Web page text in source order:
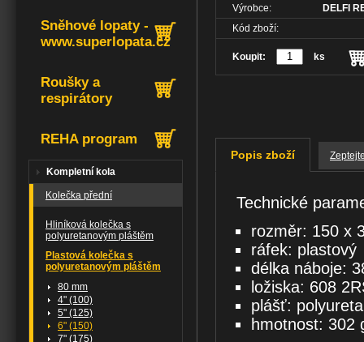
Výrobce:
DELFI
Kód zboží:
Koupit: ks
Popis zboží
Technické
rozměr: 150 x
ráfek: plastový
délka náboje:
ložiska: 608
plášť:
hmotnost: 302
Sněhové lopaty -
www.superlopata.cz
Roušky a
respirátory
REHA program
Kompletní kola
Kolečka přední
Hliníková kolečka s
polyuretanovým pláštěm
Plastová kolečka s
polyuretanovým pláštěm
80 mm
4" (100)
5" (125)
6" (150)
7" (175)